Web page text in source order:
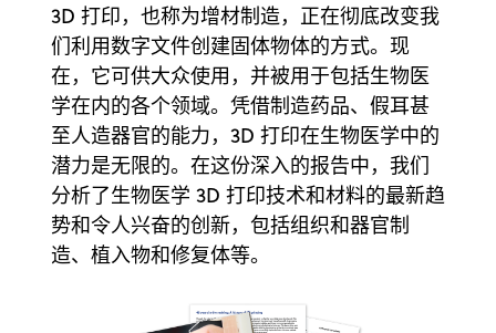
3D 打印，也称为增材制造，正在彻底改变我
们利用数字文件创建固体物体的方式。现
在，它可供大众使用，并被用于包括生物医
学在内的各个领域。凭借制造药品、假耳甚
至人造器官的能力，3D 打印在生物医学中的
潜力是无限的。在这份深入的报告中，我们
分析了生物医学 3D 打印技术和材料的最新趋
势和令人兴奋的创新，包括组织和器官制
造、植入物和修复体等。